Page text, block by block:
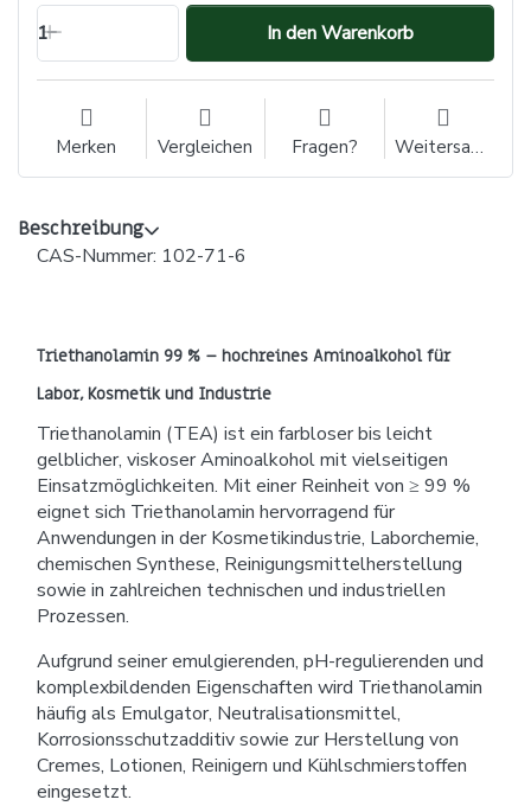
1 In den Warenkorb
Merken Vergleichen Fragen? Weitersagen
Beschreibung
CAS-Nummer: 102-71-6
Triethanolamin 99 % – hochreines Aminoalkohol für
Labor, Kosmetik und Industrie
Triethanolamin (TEA) ist ein farbloser bis leicht
gelblicher, viskoser Aminoalkohol mit vielseitigen
Einsatzmöglichkeiten. Mit einer Reinheit von ≥ 99 %
eignet sich Triethanolamin hervorragend für
Anwendungen in der Kosmetikindustrie, Laborchemie,
chemischen Synthese, Reinigungsmittelherstellung
sowie in zahlreichen technischen und industriellen
Prozessen.
Aufgrund seiner emulgierenden, pH-regulierenden und
komplexbildenden Eigenschaften wird Triethanolamin
häufig als Emulgator, Neutralisationsmittel,
Korrosionsschutzadditiv sowie zur Herstellung von
Cremes, Lotionen, Reinigern und Kühlschmierstoffen
eingesetzt.